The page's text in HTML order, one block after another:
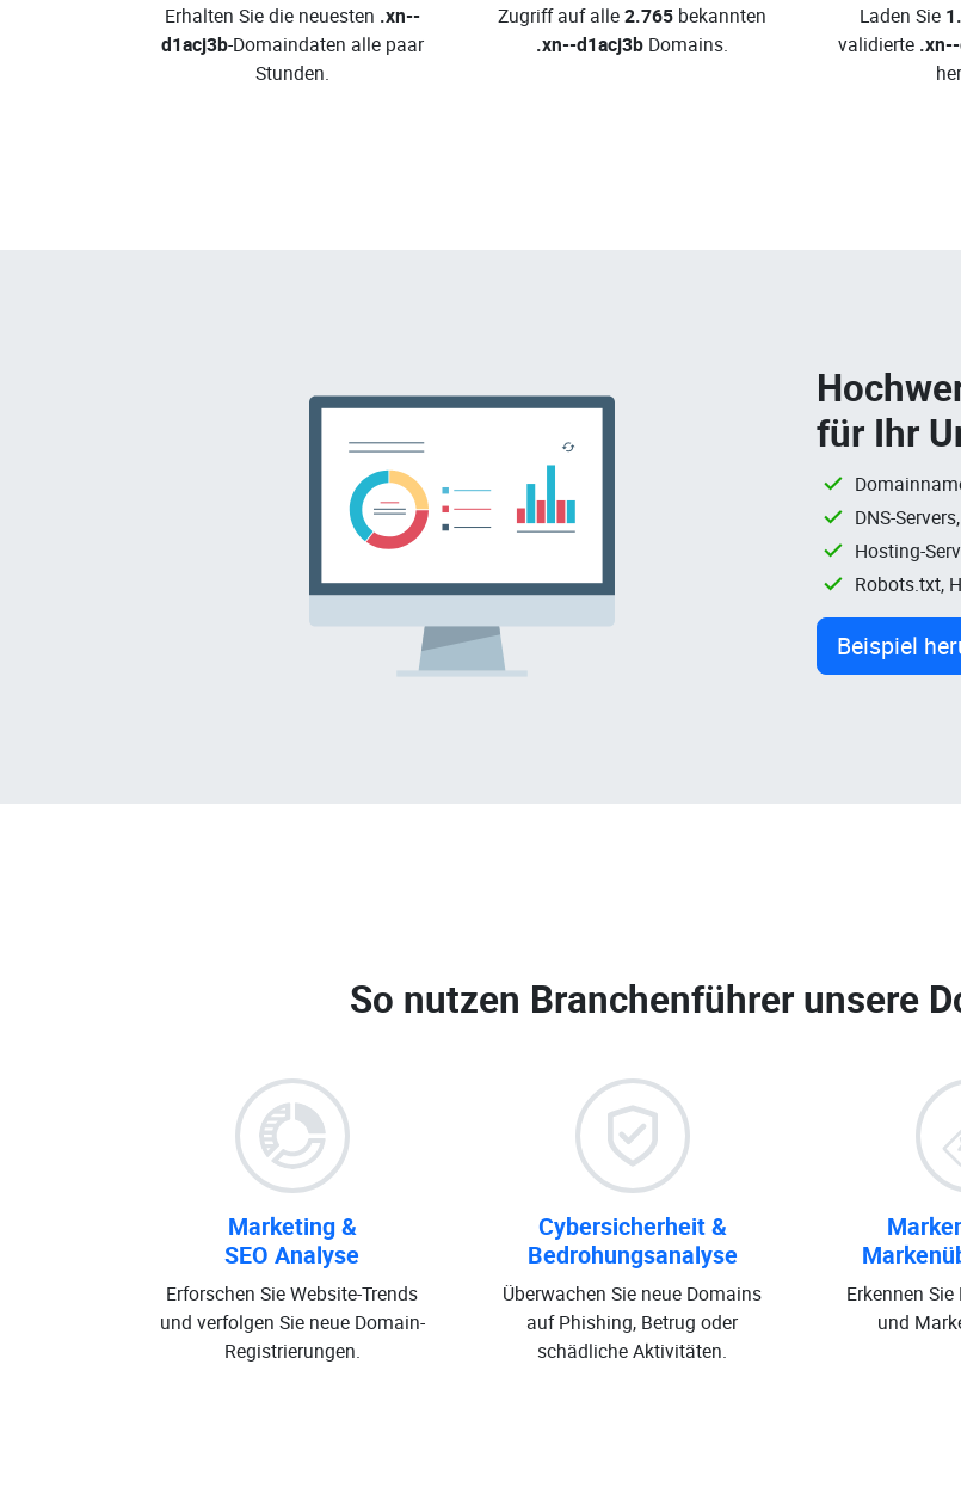
Erhalten Sie die neuesten .xn--
d1acj3b-Domaindaten alle paar
Stunden.
Zugriff auf alle2.765 bekannten
.xn--d1acj3b Domains.
Laden Sie
validierte
für Ihr
DNS-
Hosting-
Robots.txt,
Beispiel
So nutzen Branchenführer unsere
Marketing &
SEO Analyse
Erforschen Sie Website-Trends
und verfolgen Sie neue Domain-
Registrierungen.
Cybersicherheit &
Bedrohungsanalyse
Überwachen Sie neue Domains
auf Phishing, Betrug oder
schädliche Aktivitäten.
Erkennen
und